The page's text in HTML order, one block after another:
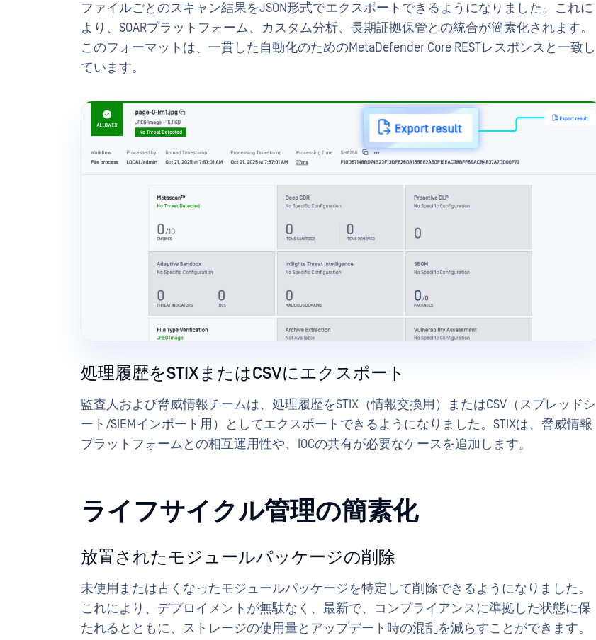
ファイルごとのスキャン結果をJSON形式でエクスポートできるようになりました。これに
より、SOARプラットフォーム、カスタム分析、長期証拠保管との統合が簡素化されます。
このフォーマットは、一貫した自動化のためのMetaDefender Core RESTレスポンスと一致し
ています。
処理履歴をSTIXまたはCSVにエクスポート
監査人および脅威情報チームは、処理履歴をSTIX（情報交換用）またはCSV（スプレッドシ
ート/SIEMインポート用）としてエクスポートできるようになりました。STIXは、脅威情報
プラットフォームとの相互運用性や、IOCの共有が必要なケースを追加します。
ライフサイクル管理の簡素化
放置されたモジュールパッケージの削除
未使用または古くなったモジュールパッケージを特定して削除できるようになりました。
これにより、デプロイメントが無駄なく、最新で、コンプライアンスに準拠した状態に保
たれるとともに、ストレージの使用量とアップデート時の混乱を減らすことができます。